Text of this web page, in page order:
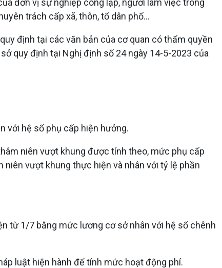
đơn vị sự nghiệp công lập, người làm việc trong
trách cấp xã, thôn, tổ dân phố…
định tại các văn bản của cơ quan có thẩm quyền
quy định tại Nghị định số 24 ngày 14-5-2023 của
với hệ số phụ cấp hiện hưởng.
niên vượt khung được tính theo, mức phụ cấp
vượt khung thực hiện và nhân với tỷ lệ phần
từ 1/7 bằng mức lương cơ sở nhân với hệ số chênh
luật hiện hành để tính mức hoạt động phí.